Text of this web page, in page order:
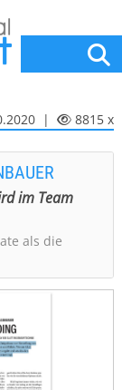
| 8815 x
im Team
als die